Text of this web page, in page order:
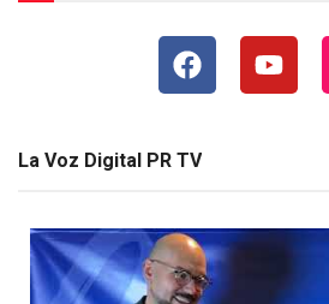
La Voz Digital PR TV